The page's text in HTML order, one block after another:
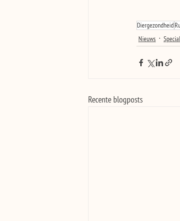
Diergezondheid
Nieuws
Recente blogposts